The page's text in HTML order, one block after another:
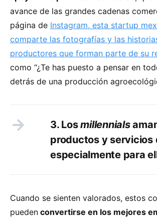
avance de las grandes cadenas
página de Instagram, esta startup
comparte las fotografías y las
productores que forman parte de su
como “¿Te has puesto a pensar en
detrás de una producción
3. Losmillennials
productos y servicios
especialmente para
Cuando se sienten valorados, estos
pueden convertirse en los mejores